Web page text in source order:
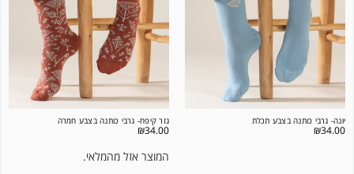
יונה- גרבי כותנה בצבע תכלת
₪34.00
גזר קיפח- גרבי כותנה בצבע חמרה
₪34.00
המוצר אזל מהמלאי.